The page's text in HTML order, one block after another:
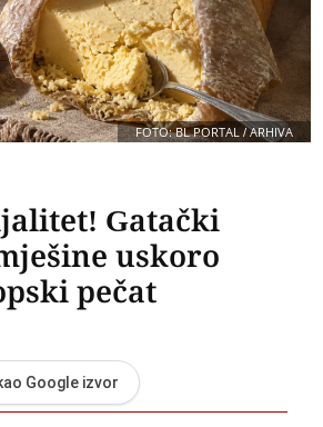
FOTO: BL PORTAL / ARHIVA
Gatački
uskoro
pečat
Google izvor